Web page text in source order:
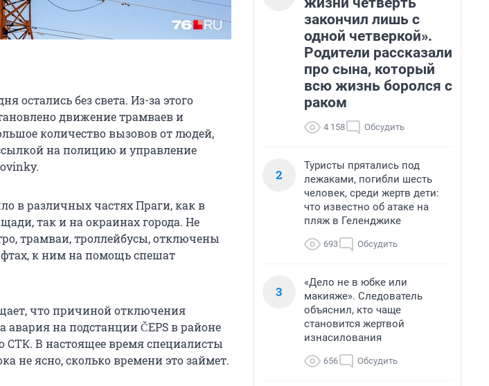
остались без света. Из-за этого
движение трамваев и
количество вызовов от людей,
на полицию и управление
в различных частях Праги, как в
так и на окраинах города. Не
трамваи, троллейбусы, отключены
к ним на помощь спешат
что причиной отключения
авария на подстанции ČEPS в районе
СТК. В настоящее время специалисты
не ясно, сколько времени это займет.
закончил лишь с
одной четверкой».
Родители рассказали
про сына, который
всю жизнь боролся с
раком
4 158 Обсудить
2
Туристы прятались под
лежаками, погибли шесть
человек, среди жертв дети:
что известно об атаке на
пляж в Геленджике
693 Обсудить
3
«Дело не в юбке или
макияже». Следователь
объяснил, кто чаще
становится жертвой
изнасилования
656 Обсудить